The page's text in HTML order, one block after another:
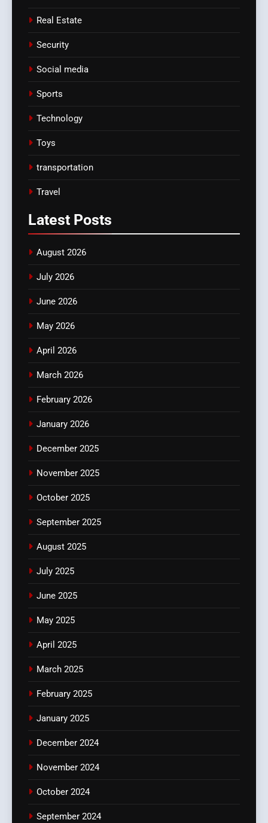
Real Estate
Security
Social media
Sports
Technology
Toys
transportation
Travel
Latest Posts
August 2026
July 2026
June 2026
May 2026
April 2026
March 2026
February 2026
January 2026
December 2025
November 2025
October 2025
September 2025
August 2025
July 2025
June 2025
May 2025
April 2025
March 2025
February 2025
January 2025
December 2024
November 2024
October 2024
September 2024